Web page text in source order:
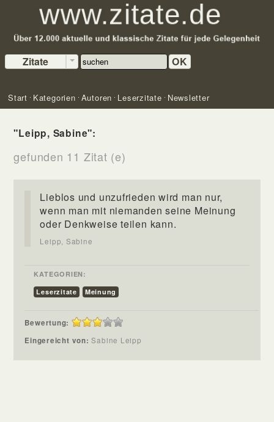
Zitate OK
Start Kategorien Autoren Leserzitate Newsletter
"Leipp, Sabine":
gefunden 11 Zitat (e)
Lieblos und unzufrieden wird man nur,
wenn man mit niemanden seine Meinung
oder Denkweise teilen kann.
Leipp, Sabine
KATEGORIEN:
Leserzitate
Meinung
Bewertung:
Eingereicht von:Sabine Leipp